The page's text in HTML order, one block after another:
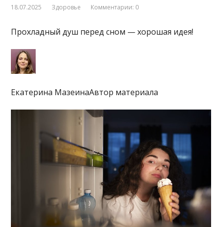
18.07.2025 Здоровье Комментарии: 0
Прохладный душ перед сном — хорошая идея!
Екатерина МазеинаАвтор материала